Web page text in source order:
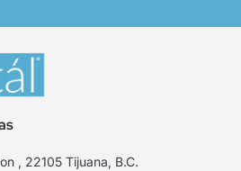
, 22105 Tijuana, B.C.